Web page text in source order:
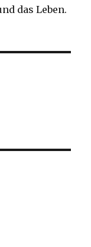
das Leben.